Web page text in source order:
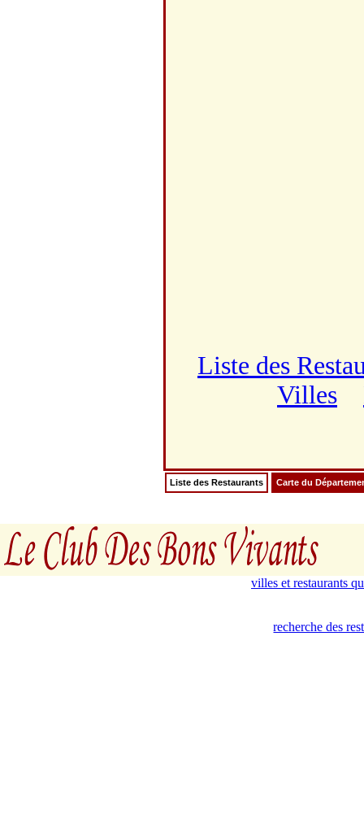
Liste des
Villes
Liste des Restaurants Carte du
villes et restaurants
recherche des